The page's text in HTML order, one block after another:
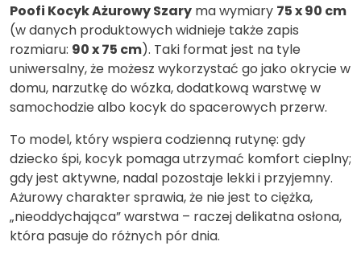
Poofi Kocyk Ażurowy Szary ma wymiary 75 x 90 cm
(w danych produktowych widnieje także zapis
rozmiaru: 90 x 75 cm). Taki format jest na tyle
uniwersalny, że możesz wykorzystać go jako okrycie w
domu, narzutkę do wózka, dodatkową warstwę w
samochodzie albo kocyk do spacerowych przerw.
To model, który wspiera codzienną rutynę: gdy
dziecko śpi, kocyk pomaga utrzymać komfort cieplny;
gdy jest aktywne, nadal pozostaje lekki i przyjemny.
Ażurowy charakter sprawia, że nie jest to ciężka,
„nieoddychająca” warstwa – raczej delikatna osłona,
która pasuje do różnych pór dnia.